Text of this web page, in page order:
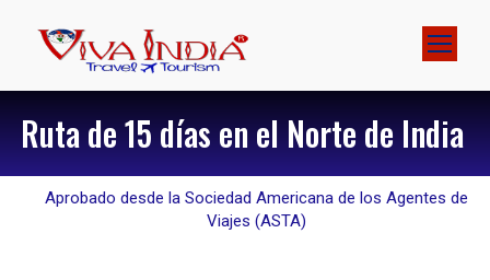
Ruta de 15 días en el Norte de India
Aprobado desde la Sociedad Americana de los Agentes de
Viajes (ASTA)